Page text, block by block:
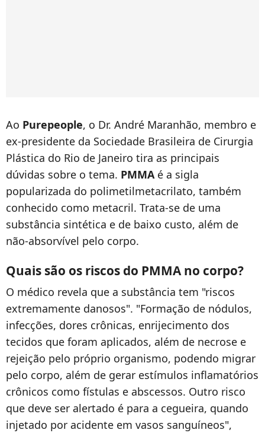
Ao Purepeople, o Dr. André Maranhão, membro e
ex-presidente da Sociedade Brasileira de Cirurgia
Plástica do Rio de Janeiro tira as principais
dúvidas sobre o tema. PMMAé a sigla
popularizada do polimetilmetacrilato, também
conhecido como metacril. Trata-se de uma
substância sintética e de baixo custo, além de
não-absorvível pelo corpo.
Quais são os riscos do PMMA no corpo?
O médico revela que a substância tem "riscos
extremamente danosos". "Formação de nódulos,
infecções, dores crônicas, enrijecimento dos
tecidos que foram aplicados, além de necrose e
rejeição pelo próprio organismo, podendo migrar
pelo corpo, além de gerar estímulos inflamatórios
crônicos como fístulas e abscessos. Outro risco
que deve ser alertado é para a cegueira, quando
injetado por acidente em vasos sanguíneos",